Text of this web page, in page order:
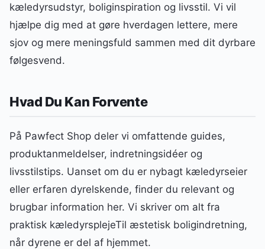
kæledyrsudstyr, boliginspiration og livsstil. Vi vil
hjælpe dig med at gøre hverdagen lettere, mere
sjov og mere meningsfuld sammen med dit dyrbare
følgesvend.
Hvad Du Kan Forvente
På Pawfect Shop deler vi omfattende guides,
produktanmeldelser, indretningsidéer og
livsstilstips. Uanset om du er nybagt kæledyrseier
eller erfaren dyrelskende, finder du relevant og
brugbar information her. Vi skriver om alt fra
praktisk kæledyrsplejeTil æstetisk boligindretning,
når dyrene er del af hjemmet.